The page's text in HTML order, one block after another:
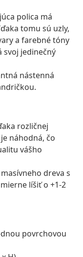
polica má
tomu sú uzly,
a farebné tóny
svoj jedinečný
nástenná
rozličnej
náhodná, čo
vášho
dreva s
líšiť o +1-2
povrchovou